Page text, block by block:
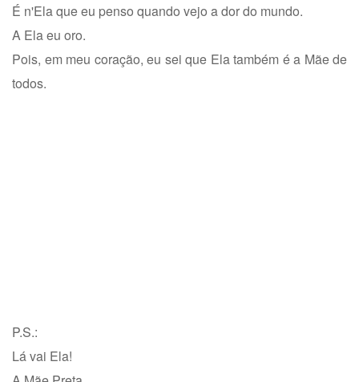
É n'Ela que eu penso quando vejo a dor do mundo.
A Ela eu oro.
Pois, em meu coração, eu sei que Ela também é a Mãe de
todos.
P.S.:
Lá vai Ela!